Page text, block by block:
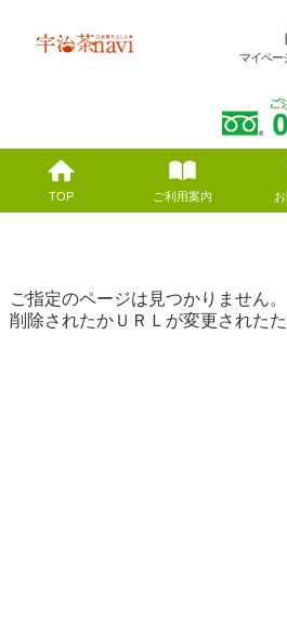
マイペー
TOP ご利用案内
ご指定のページは見つかりません。
削除されたかＵＲＬが変更された